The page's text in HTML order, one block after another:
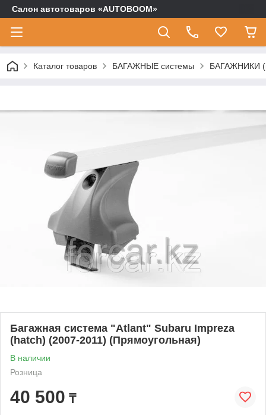
Салон автотоваров «AUTOBOOM»
Каталог товаров БАГАЖНЫЕ системы БАГАЖНИКИ
Багажная система "Atlant" Subaru Impreza
(hatch) (2007-2011) (Прямоугольная)
В наличии
Розница
40 500 ₸